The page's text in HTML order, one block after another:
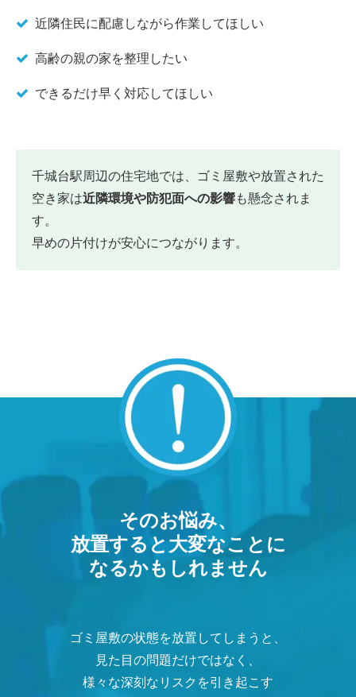
近隣住民に配慮しながら作業してほしい
高齢の親の家を整理したい
できるだけ早く対応してほしい
千城台駅周辺の住宅地では、ゴミ屋敷や放置された
空き家は近隣環境や防犯面への影響も懸念されま
す。
早めの片付けが安心につながります。
そのお悩み、
放置すると大変なことに
なるかもしれません
ゴミ屋敷の状態を放置してしまうと、
見た目の問題だけではなく、
様々な深刻なリスクを引き起こす